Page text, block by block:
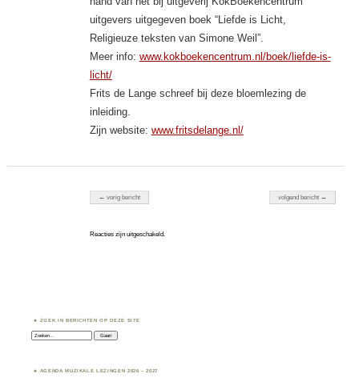
uitgevers uitgegeven boek “Liefde is Licht,
Religieuze teksten van Simone Weil”.
Meer info: www.kokboekencentrum.nl/boek/liefde-is-
licht/
Frits de Lange schreef bij deze bloemlezing de
inleiding.
Zijn website: www.fritsdelange.nl/
Berichten navigatie
← vorig bericht volgend bericht →
Reacties zijn uitgeschakeld.
ZOEK IN BERICHTEN OP DEZE SITE
Zoeken:
AGENDA MUZIKALE LEZINGEN 2026 – 2027